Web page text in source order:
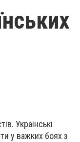
Українські
у важких боях з